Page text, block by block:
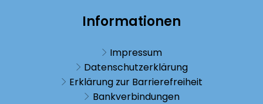
Informationen
Impressum
Datenschutzerklärung
Erklärung zur Barrierefreiheit
Bankverbindungen